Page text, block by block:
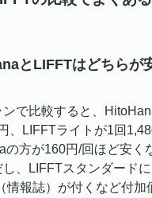
とLIFFTはどちらが
ンで比較すると、
、LIFFTライトが1回
の方が160円/回ほど安く
、LIFFTスタンダード
情報誌）が付くなど付加